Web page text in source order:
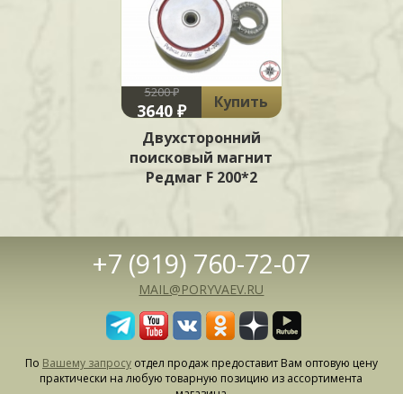
5200 ₽
3640 ₽
Купить
Двухсторонний
поисковый магнит
Редмаг F 200*2
+7 (919) 760-72-07
MAIL@PORYVAEV.RU
По Вашему запросуотдел продаж предоставит Вам оптовую цену
практически на любую товарную позицию из ассортимента